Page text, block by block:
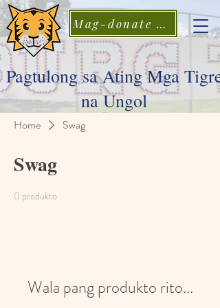
Mag-donate Ngayon
Pagtulong sa Ating Mga Tigre
na Ungol
Home Swag
Swag
0 produkto
Wala pang produkto rito...